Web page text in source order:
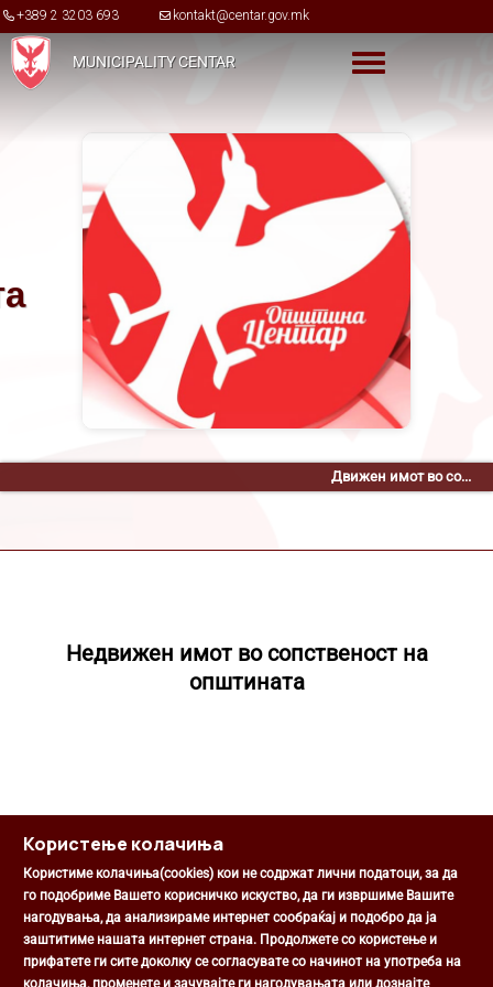
Skip to main content
+389 2 3203 693 kontakt@centar.gov.mk
MUNICIPALITY CENTAR Toggle menu
Движен имот во со...
Недвижен имот во сопственост на
општината
Општина Центар
Михаил Цоков бр. 1, Скопје
Скопје, РС Македонија
Користење колачиња
Користиме колачиња(cookies) кои не содржат лични податоци, за да
го подобриме Вашето корисничко искуство, да ги извршиме Вашите
нагодувања, да анализираме интернет сообраќај и подобро да ја
заштитиме нашата интернет страна. Продолжете со користење и
прифатете ги сите доколку се согласувате со начинот на употреба на
колачиња, променете и зачувајте ги нагодувањата или дознајте